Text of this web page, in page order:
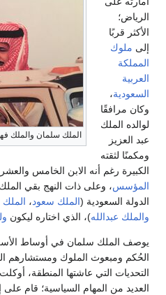
الملك سلمان والملك
الرياض؛
الأكثر قربًا
إلى ملوك
المملكة
العربية
السعودية،
وكان مرافقًا
لوالده الملك
عبد العزيز
ومكمنًا لثقته
الكبيرة رغم أنه الابن الخامس
المؤسس، وعلى ذات النهج بقي
الدولة السعودية (الملك سعود،
والملك عبدالله)، الذي اختاره ليكون
يوصف الملك سلمان في أوساط
الحُكم ومبعوث الملوك
التحديات التي عاشتها المنطقة،
العديد من المهام السياسية؛ قام على